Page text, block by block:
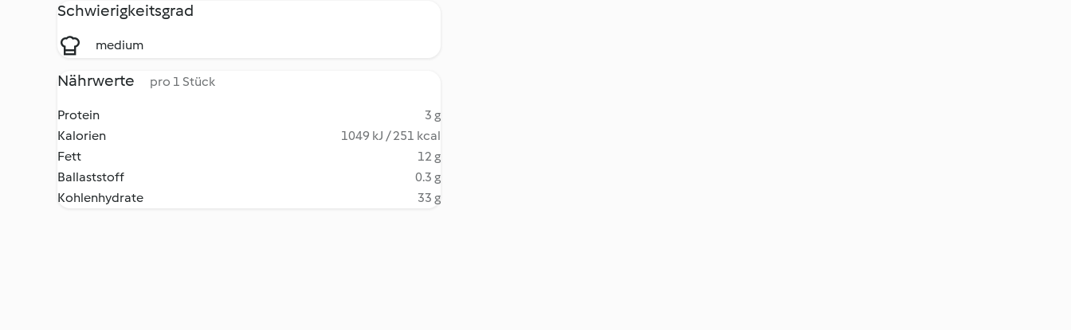
Schwierigkeitsgrad
medium
Nährwerte pro 1 Stück
Protein
3 g
Kalorien
1049 kJ / 251 kcal
Fett
12 g
Ballaststoff
0.3 g
Kohlenhydrate
33 g